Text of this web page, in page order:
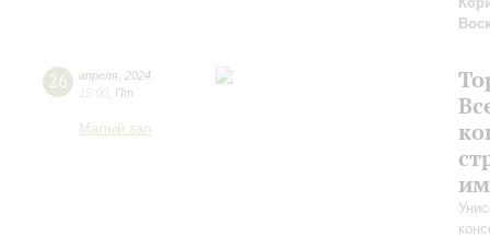
26 апреля 2024
15:00 Пт
Малый зал